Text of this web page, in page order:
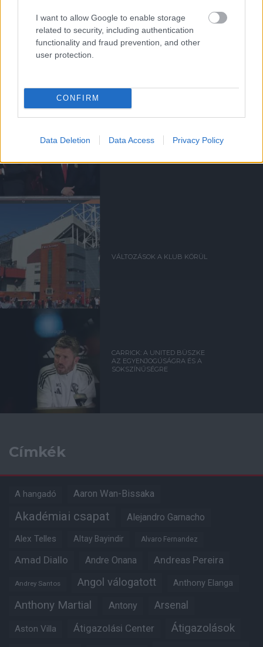
I want to allow Google to enable storage
related to security, including authentication
functionality and fraud prevention, and other
user protection.
CONFIRM
Data Deletion Data Access Privacy Policy
CARRICKET FOGJA AJÁNLANI
A VEZETŐSÉG RATCLIFFE-
SIR DAVE BRAILSFORD
VÁLTOZÁSOK A KLUB KÖRÜL
CARRICK: A UNITED BÜSZKE
AZ EGYENJOGÚSÁGRA ÉS A
SOKSZÍNŰSÉGRE
Címkék
A hangadó Aaron Wan-Bissaka
Akadémiai csapat Alejandro Garnacho
Alex Telles Altay Bayindir Alvaro Fernandez
Amad Diallo Andre Onana Andreas Pereira
Andrey Santos Angol válogatott Anthony Elanga
Anthony Martial Antony Arsenal
Aston Villa Átigazolási Center Átigazolások